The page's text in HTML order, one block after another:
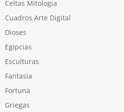
Celtas Mitologia
Cuadros Arte Digital
Dioses
Egipcias
Esculturas
Fantasia
Fortuna
Griegas